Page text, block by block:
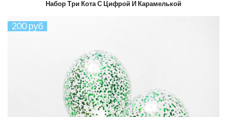
Набор Три Кота С Цифрой И Карамелькой
200 руб